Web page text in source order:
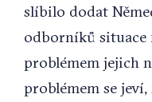
slíbilo dodat
odborníků situace
problémem jejich
problémem se